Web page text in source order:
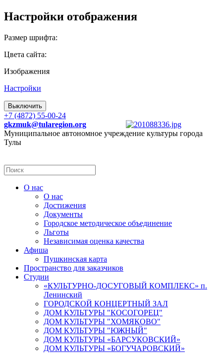
Настройки отображения
Размер шрифта:
Цвета сайта:
Изображения
Настройки
Выключить
+7 (4872) 55-00-24
gkzmuk@tularegion.org
Муниципальное автономное учреждение культуры города
Тулы
О нас
О нас
Достижения
Документы
Городское методическое объединение
Льготы
Независимая оценка качества
Афиша
Пушкинская карта
Пространство для заказчиков
Студии
«КУЛЬТУРНО-ДОСУГОВЫЙ КОМПЛЕКС» п.
Ленинский
ГОРОДСКОЙ КОНЦЕРТНЫЙ ЗАЛ
ДОМ КУЛЬТУРЫ "КОСОГОРЕЦ"
ДОМ КУЛЬТУРЫ "ХОМЯКОВО"
ДОМ КУЛЬТУРЫ "ЮЖНЫЙ"
ДОМ КУЛЬТУРЫ «БАРСУКОВСКИЙ»
ДОМ КУЛЬТУРЫ «БОГУЧАРОВСКИЙ»